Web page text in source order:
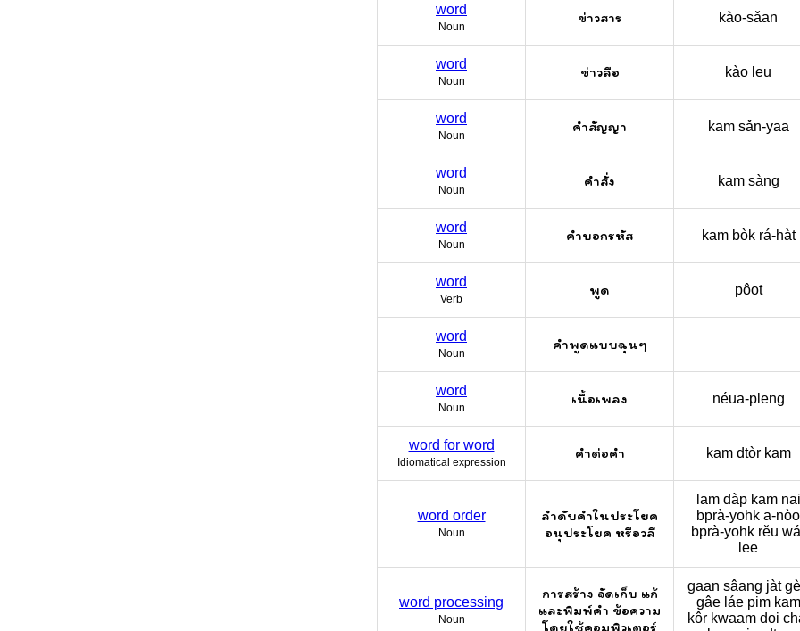
word
Noun
ข่าวสาร kào-sǎan
word
Noun
ข่าวลือ kào leu
word
Noun
คำสัญญา kam sǎn-yaa
word
Noun
คำสั่ง kam sàng
word
Noun
คำบอกรหัส kam bòk rá-hàt
word
Verb
พูด pôot
word
Noun
คำพูดแบบฉุนๆ
word
Noun
เนื้อเพลง néua-pleng
word for word
Idiomatical expression
คำต่อคำ kam dtòr kam
word order
Noun
ลำดับคำในประโยค
อนุประโยค หรือวลี
lam dàp kam nai
bprà-yohk a-nòo
bprà-yohk rěu
lee
word processing
Noun
การสร้าง จัดเก็บ แก้
และพิมพ์คำ ข้อความ
โดยใช้คอมพิวเตอร์
gaan sâang jàt
gâe láe pim kam
kôr kwaam doi